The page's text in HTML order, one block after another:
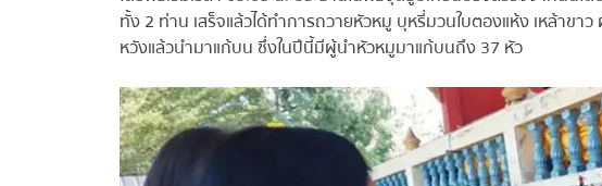
ทั้ง 2 ท่าน เสร็จแล้วได้ทำการถวายหัวหมู บุหรี่มวนใบตองแห้ง เหล้าข
หวังแล้วนำมาแก้บน ซึ่งในปีนี้มีผู้นำหัวหมูมาแก้บนถึง 37 หัว